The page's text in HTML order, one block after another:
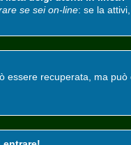
se sei on-line: se la
essere recuperata, ma